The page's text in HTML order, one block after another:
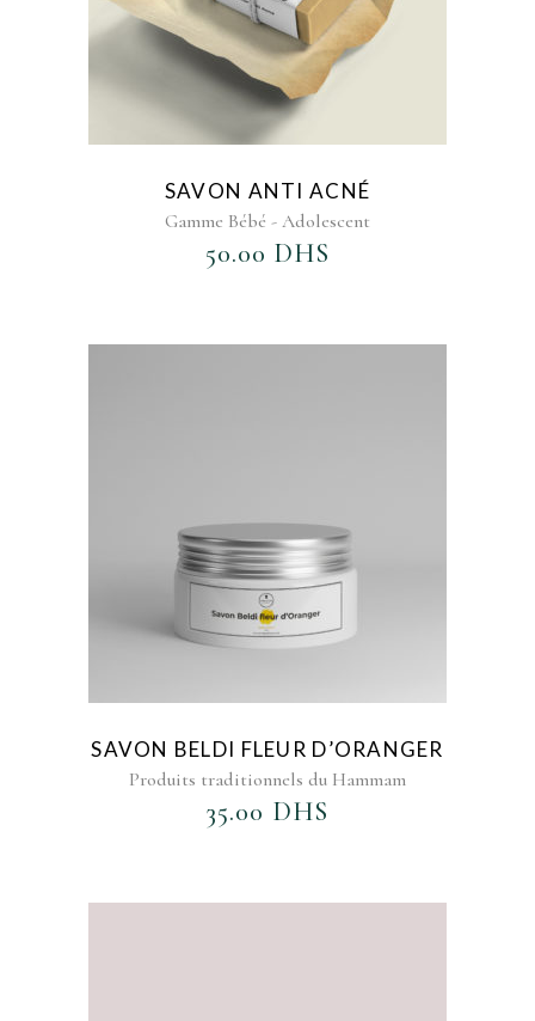
SAVON ANTI ACNÉ
Gamme Bébé - Adolescent
50.00 DHS
SAVON BELDI FLEUR D’ORANGER
Produits traditionnels du Hammam
35.00 DHS